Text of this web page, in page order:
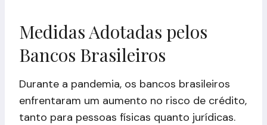
Medidas Adotadas pelos
Bancos Brasileiros
Durante a pandemia, os bancos brasileiros
enfrentaram um aumento no risco de crédito,
tanto para pessoas físicas quanto jurídicas.